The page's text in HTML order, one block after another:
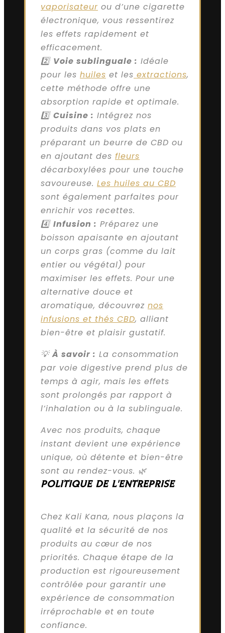
vaporisateur ou d’une cigarette
électronique, vous ressentirez
les effets rapidement et
efficacement.
2️⃣ Voie sublinguale : Idéale
pour les huiles et les extractions,
cette méthode offre une
absorption rapide et optimale.
3️⃣ Cuisine : Intégrez nos
produits dans vos plats en
préparant un beurre de CBD ou
en ajoutant des fleurs
décarboxylées pour une touche
savoureuse. Les huiles au CBD
sont également parfaites pour
enrichir vos recettes.
4️⃣ Infusion : Préparez une
boisson apaisante en ajoutant
un corps gras (comme du lait
entier ou végétal) pour
maximiser les effets. Pour une
alternative douce et
aromatique, découvrez nos
infusions et thés CBD, alliant
bien-être et plaisir gustatif.
💡À savoir : La consommation
par voie digestive prend plus de
temps à agir, mais les effets
sont prolongés par rapport à
l’inhalation ou à la sublinguale.
Avec nos produits, chaque
instant devient une expérience
unique, où détente et bien-être
sont au rendez-vous. 🌿
POLITIQUE DE L'ENTREPRISE
Chez Kali Kana, nous plaçons la
qualité et la sécurité de nos
produits au cœur de nos
priorités. Chaque étape de la
production est rigoureusement
contrôlée pour garantir une
expérience de consommation
irréprochable et en toute
confiance.